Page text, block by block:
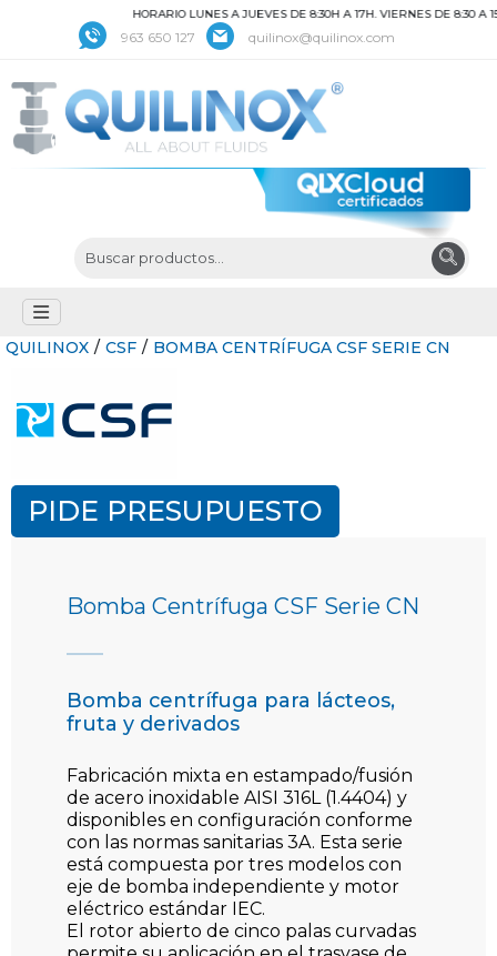
HORARIO LUNES A JUEVES DE 8:30H A 17H. VIERNES DE 8:30 A 15H
963 650 127 quilinox@quilinox.com
QUILINOX / CSF / BOMBA CENTRÍFUGA CSF SERIE CN
PIDE PRESUPUESTO
Bomba Centrífuga CSF Serie CN
Bomba centrífuga para lácteos,
fruta y derivados
Fabricación mixta en estampado/fusión
de acero inoxidable AISI 316L (1.4404) y
disponibles en configuración conforme
con las normas sanitarias 3A. Esta serie
está compuesta por tres modelos con
eje de bomba independiente y motor
eléctrico estándar IEC.
El rotor abierto de cinco palas curvadas